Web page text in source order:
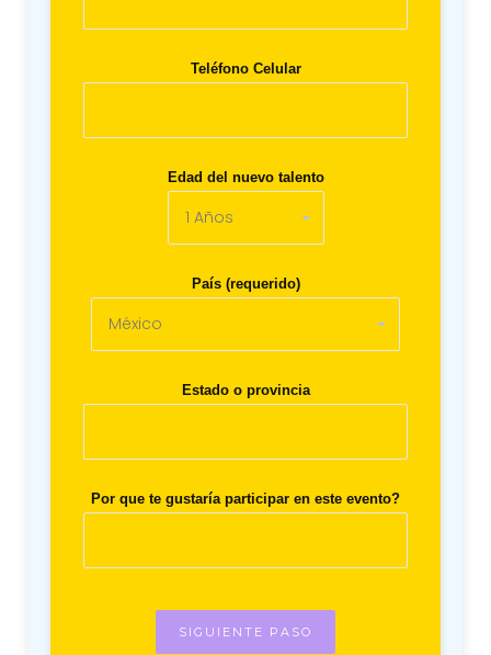
Teléfono Celular
Edad del nuevo talento
País (requerido)
Estado o provincia
Por que te gustaría participar en este evento?